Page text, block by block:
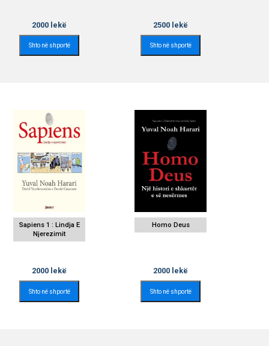
2000 lekë
Shto në shportë
2500 lekë
Shto në shportë
Sapiens 1 : Lindja E
Njerezimit
2000 lekë
Shto në shportë
Homo Deus
2000 lekë
Shto në shportë